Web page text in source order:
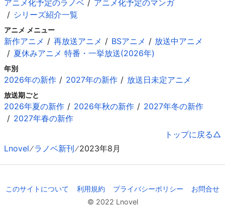
アニメ化予定のラノベ
アニメ化予定のマンガ
シリーズ紹介一覧
アニメ メニュー
新作アニメ 再放送アニメ BSアニメ
放送中アニメ
夏休みアニメ 特番・一挙放送(2026年)
年別
2026年の新作 2027年の新作 放送日未定アニメ
放送期ごと
2026年夏の新作 2026年秋の新作
2027年冬の新作
2027年春の新作
トップに戻る
Lnovel ラノベ新刊 2023年8月
このサイトについて 利用規約 プライバシーポリシー
お問合せ
© 2022 Lnovel